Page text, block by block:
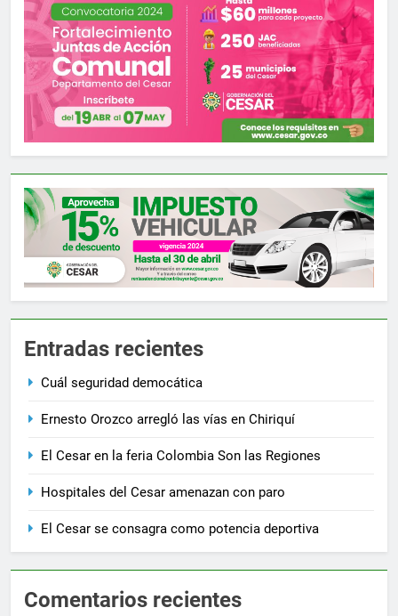
Entradas recientes
Cuál seguridad democática
Ernesto Orozco arregló las vías en Chiriquí
El Cesar en la feria Colombia Son las Regiones
Hospitales del Cesar amenazan con paro
El Cesar se consagra como potencia deportiva
Comentarios recientes